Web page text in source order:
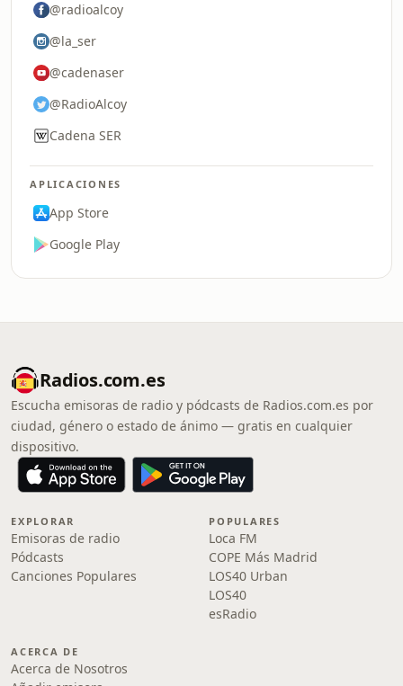
@radioalcoy
@la_ser
@cadenaser
@RadioAlcoy
Cadena SER
APLICACIONES
App Store
Google Play
Radios.com.es
Escucha emisoras de radio y pódcasts de Radios.com.es por
ciudad, género o estado de ánimo — gratis en cualquier
dispositivo.
EXPLORAR
Emisoras de radio
Pódcasts
Canciones Populares
POPULARES
Loca FM
COPE Más Madrid
LOS40 Urban
LOS40
esRadio
ACERCA DE
Acerca de Nosotros